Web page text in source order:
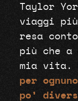
Taylor
viaggi
resa
più che a
mia vita.
per
po’